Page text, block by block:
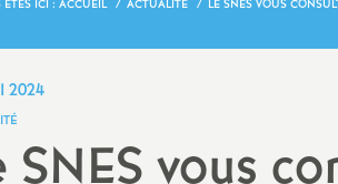
ÊTES ICI : ACCUEIL ACTUALITÉ LE SNES VOUS
2024
SNES vous